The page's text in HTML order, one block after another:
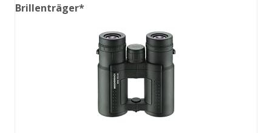
Brillenträger*